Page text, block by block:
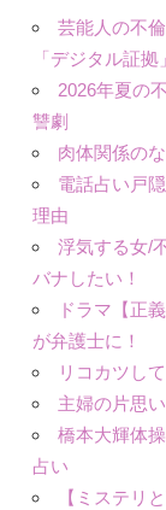
芸能人の不
「デジタル証
2026年夏の
讐劇
肉体関係の
電話占い戸
理由
浮気する女/
バナしたい！
ドラマ【正
が弁護士に！
リコカツし
主婦の片思
橋本大輝体
占い
【ミステリ